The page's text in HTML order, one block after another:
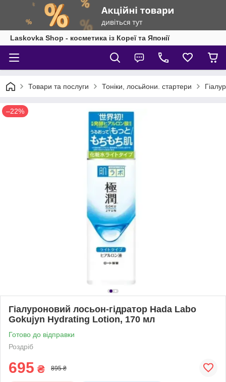
Laskovka Shop - косметика із Кореї та Японії
Товари та послуги Тоніки, лосьйони. стартери
–22%
Гіалуроновий лосьон-гідратор Hada Labo
Gokujyn Hydrating Lotion, 170 мл
Готово до відправки
Роздріб
695 ₴ 895 ₴